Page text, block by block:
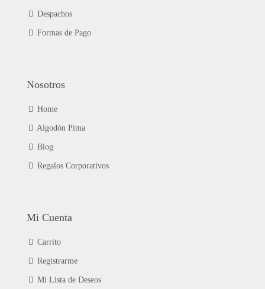
Despachos
Formas de Pago
Nosotros
Home
Algodón Pima
Blog
Regalos Corporativos
Mi Cuenta
Carrito
Registrarme
Mi Lista de Deseos